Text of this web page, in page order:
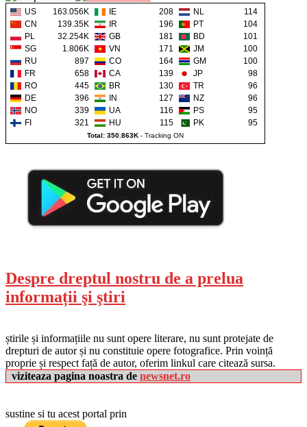
US 163.056K IE 208 NL
114
CN
139.35K IR 196 PT
104
PL
32.254K GB 181 BD
101
SG
1.806K VN 171 JM
100
RU
897 CO 164 GM
100
FR
658 CA 139 JP
98
RO
445 BR 130 TR
96
DE
396 IN 127 NZ
96
NO
339 UA 116 PS
95
FI
321 HU 115 PK 95
Total: 350.863K - Tracking ON
Despre dreptul nostru de a prelua
informații şi ştiri
știrile și informațiile nu sunt opere literare, nu sunt protejate de
drepturi de autor și nu constituie opere fotografice. Prin voință
proprie și respect față de autor, oferim linkul care citează sursa.
viziteaza pagina noastra de newsnet.ro
sustine si tu acest portal prin